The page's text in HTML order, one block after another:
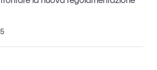
Newsletter